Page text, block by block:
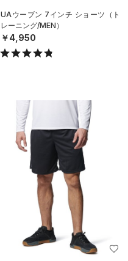
UAウーブン 7インチ ショーツ（ト
レーニング/MEN）
￥4,950